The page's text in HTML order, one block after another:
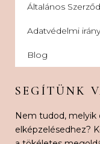
Általános
Adatvédelmi
Blog
SEGÍTÜNK
Nem tudod, melyik
elképzelésedhez?